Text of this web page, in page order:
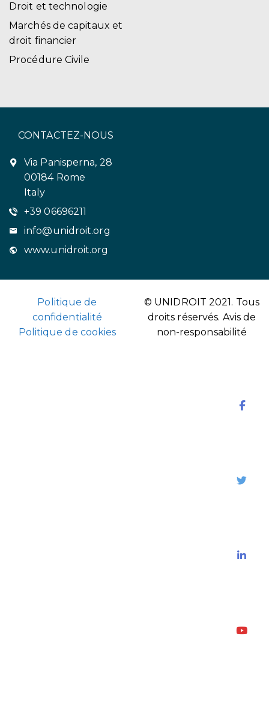
Droit et technologie
Marchés de capitaux et
droit financier
Procédure Civile
CONTACTEZ-NOUS
Via Panisperna, 28
00184 Rome
Italy
+39 06696211
info@unidroit.org
www.unidroit.org
Politique de
confidentialité
Politique de cookies
© UNIDROIT 2021. Tous
droits réservés. Avis de
non-responsabilité